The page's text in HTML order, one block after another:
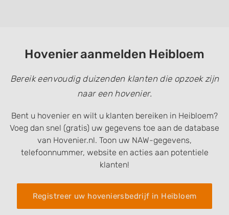
Hovenier aanmelden Heibloem
Bereik eenvoudig duizenden klanten die opzoek zijn
naar een hovenier.
Bent u hovenier en wilt u klanten bereiken in Heibloem?
Voeg dan snel (gratis) uw gegevens toe aan de database
van Hovenier.nl. Toon uw NAW-gegevens,
telefoonnummer, website en acties aan potentiele
klanten!
Registreer uw hoveniersbedrijf in Heibloem